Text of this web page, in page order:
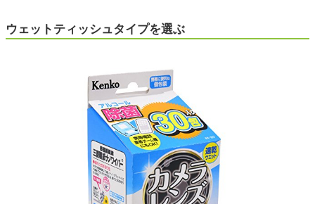
ウェットティッシュタイプを選ぶ